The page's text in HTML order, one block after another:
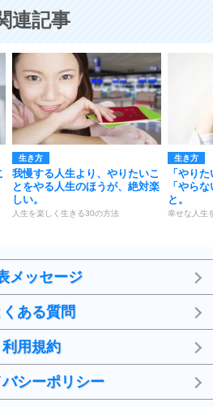
連記事
生き方
我慢する人生より、やりたいこ
とをやる人生のほうが、絶対楽
しい。
人生を楽しく生きる30の方法
生き方
「やり
「やら
と。
幸せな人生
メッセージ
くある質問
利用規約
シーポリシー